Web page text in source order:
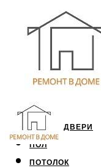
ОКНА И ДВЕРИ
ПОЛ
ПОТОЛОК